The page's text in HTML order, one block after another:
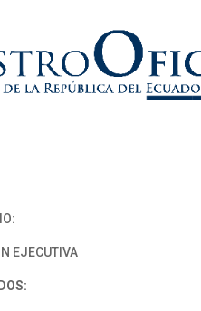
EJECUTIVA